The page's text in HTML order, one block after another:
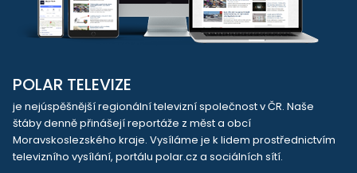
POLAR TELEVIZE
je nejúspěšnější regionální televizní společnost v ČR. Naše
štáby denně přinášejí reportáže z měst a obcí
Moravskoslezského kraje. Vysíláme je k lidem prostřednictvím
televizního vysílání, portálu polar.cz a sociálních sítí.